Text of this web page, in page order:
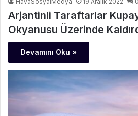
Arjantinli Taraftarlar
Okyanusu Üzerinde
Devamını Oku »